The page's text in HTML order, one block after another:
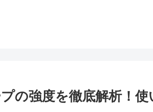
の強度を徹底解析！